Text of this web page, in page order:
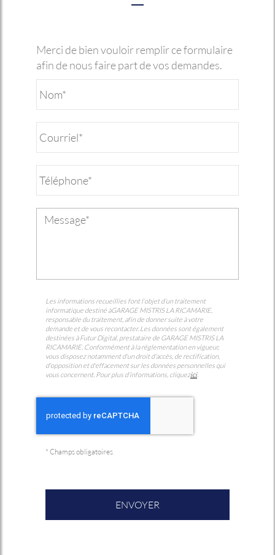
Merci de bien vouloir remplir ce formulaire
afin de nous faire part de vos demandes.
Les informations recueillies font l’objet d’un traitement
informatique destiné àGARAGE MISTRIS LA RICAMARIE,
responsable du traitement, afin de donner suite à votre
demande et de vous recontacter. Les données sont également
destinées à Futur Digital, prestataire de GARAGE MISTRIS LA
RICAMARIE. Conformément à la réglementation en vigueur,
vous disposez notamment d'un droit d'accès, de rectification,
d'opposition et d'effacement sur les données personnelles qui
vous concernent. Pour plus d’informations, cliquezici.
* Champs obligatoires